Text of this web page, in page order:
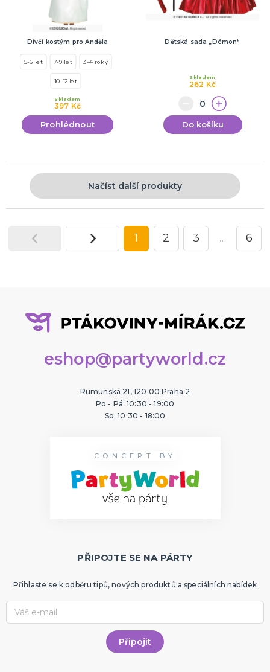
Dívčí kostým pro Anděla
5-6 let 7-9 let 3-4 roky
10-12 let
397 Kč
Skladem
Prohlédnout
Dětská sada „Démon“
262 Kč
Skladem
Do košíku
Načíst další produkty
1 2 3 … 6
eshop@partyworld.cz
Rumunská 21, 120 00 Praha 2
Po - Pá: 10:30 - 19:00
So: 10:30 - 18:00
CONCEPT BY
PŘIPOJTE SE NA PÁRTY
Přihlaste se k odběru tipů, nových produktů a speciálních nabídek